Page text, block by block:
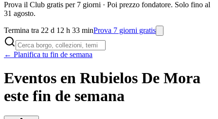
Prova il Club gratis per 7 giorni · Poi prezzo fondatore. Solo fino al
31 agosto.
Termina tra 22 d 12 h 33 minProva 7 giorni gratis
← Planifica tu fin de semana
Eventos en Rubielos De Mora
este fin de semana